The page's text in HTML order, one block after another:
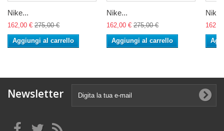
Nike...
162,00 € 275,00 €
Aggiungi al carrello
Nike...
162,00 € 275,00 €
Aggiungi al carrello
Newsletter